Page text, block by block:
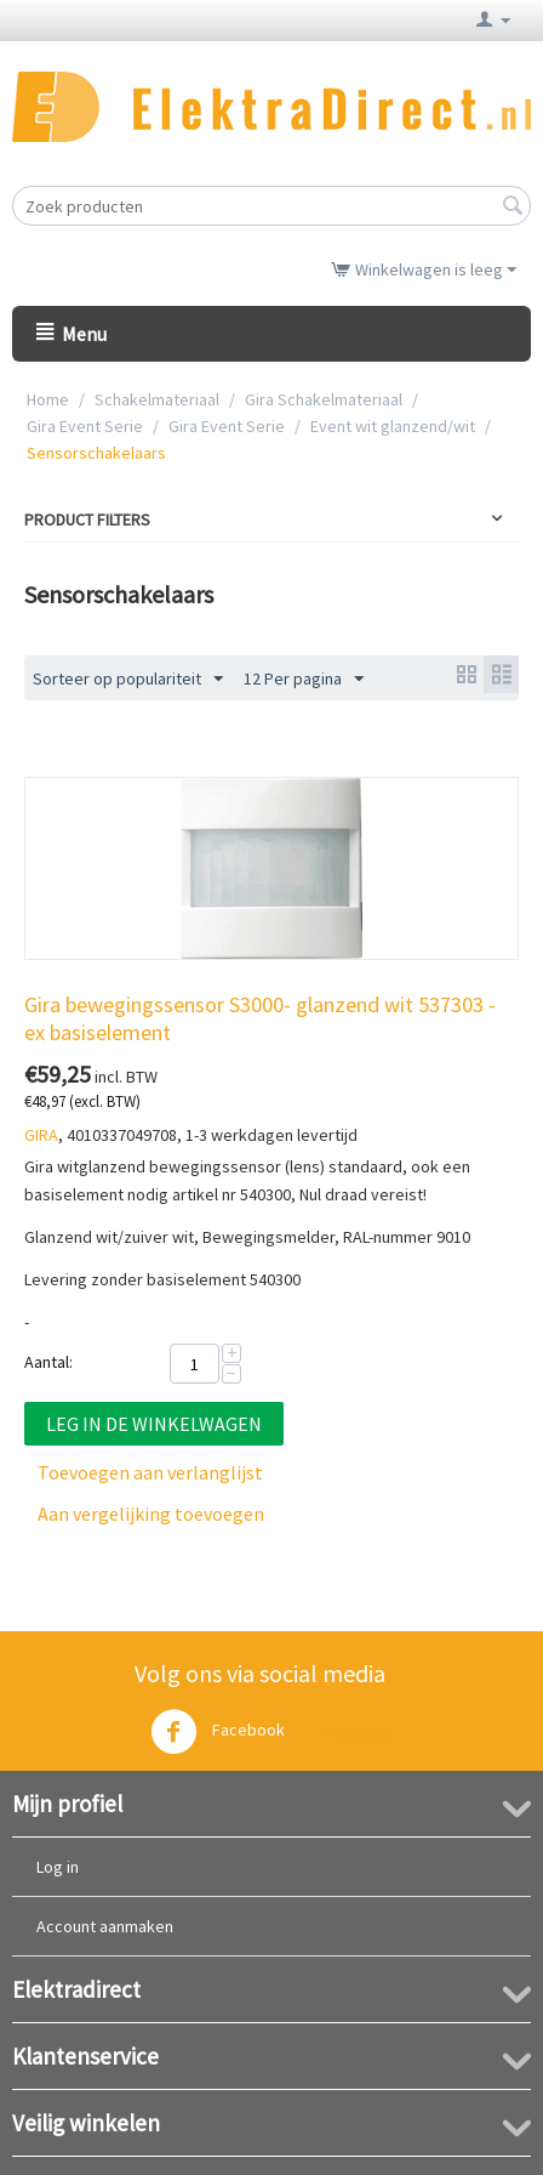
Winkelwagen is leeg
Menu
Home / Schakelmateriaal / Gira Schakelmateriaal /
Gira Event Serie / Gira Event Serie / Event wit glanzend/wit /
Sensorschakelaars
PRODUCT FILTERS
Sensorschakelaars
Sorteer op populariteit 12 Per pagina
Gira bewegingssensor S3000- glanzend wit 537303 -
ex basiselement
€59,25incl. BTW
€48,97(excl. BTW)
GIRA, 4010337049708, 1-3 werkdagen levertijd
Gira witglanzend bewegingssensor (lens) standaard, ook een
basiselement nodig artikel nr 540300, Nul draad vereist!
Glanzend wit/zuiver wit, Bewegingsmelder, RAL-nummer 9010
Levering zonder basiselement 540300
-
Aantal:
+
−
LEG IN DE WINKELWAGEN
Toevoegen aan verlanglijst
Aan vergelijking toevoegen
Volg ons via social media
Facebook
Mijn profiel
Log in
Account aanmaken
Elektradirect
Klantenservice
Veilig winkelen